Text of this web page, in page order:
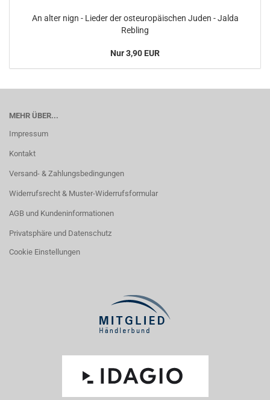
An alter nign - Lieder der osteuropäischen Juden - Jalda
Rebling
Nur 3,90 EUR
MEHR ÜBER...
Impressum
Kontakt
Versand- & Zahlungsbedingungen
Widerrufsrecht & Muster-Widerrufsformular
AGB und Kundeninformationen
Privatsphäre und Datenschutz
Cookie Einstellungen